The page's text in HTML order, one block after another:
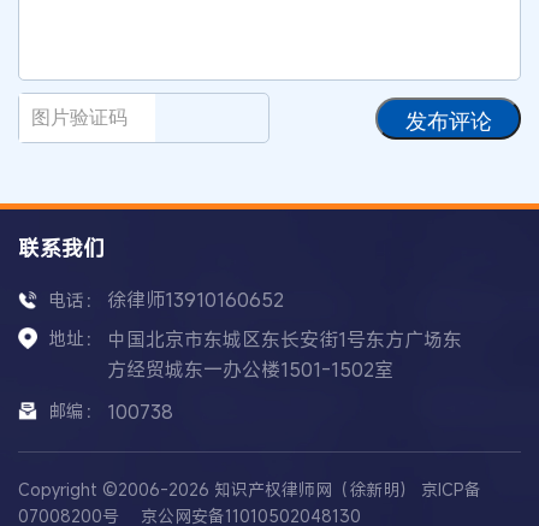
发布评论
联系我们
电话： 徐律师13910160652
地址：
中国北京市东城区东长安街1号东方广场东
方经贸城东一办公楼1501-1502室
邮编： 100738
Copyright ©2006-2026 知识产权律师网（徐新明） 京ICP备
07008200号
京公网安备11010502048130